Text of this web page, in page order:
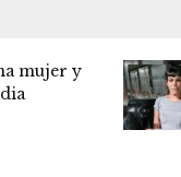
mujer y